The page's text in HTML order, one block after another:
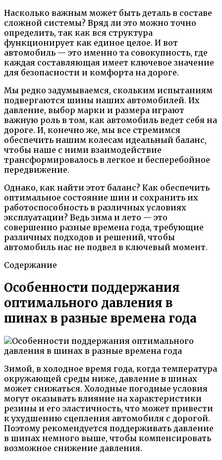
Насколько важным может быть деталь в составе
сложной системы? Вряд ли это можно точно
определить, так как вся структура
функционирует как единое целое. И вот
автомобиль — это именно та совокупность, где
каждая составляющая имеет ключевое значение
для безопасности и комфорта на дороге.
Мы редко задумываемся, скольким испытаниям
подвергаются шины наших автомобилей. Их
давление, выбор марки и размера играют
важную роль в том, как автомобиль ведет себя на
дороге. И, конечно же, мы все стремимся
обеспечить нашим колесам идеальный баланс,
чтобы наше с ними взаимодействие
трансформировалось в легкое и бесперебойное
передвижение.
Однако, как найти этот баланс? Как обеспечить
оптимальное состояние шин и сохранить их
работоспособность в различных условиях
эксплуатации? Ведь зима и лето — это
совершенно разные времена года, требующие
различных подходов и решений, чтобы
автомобиль нас не подвел в ключевый момент.
Содержание
Особенности поддержания
оптимального давления в
шинах в разные времена года
Зимой, в холодное время года, когда температура
окружающей среды ниже, давление в шинах
может снижаться. Холодные погодные условия
могут оказывать влияние на характеристики
резины и его эластичность, что может привести
к ухудшению сцепления автомобиля с дорогой.
Поэтому рекомендуется поддерживать давление
в шинах немного выше, чтобы компенсировать
возможное снижение давления.